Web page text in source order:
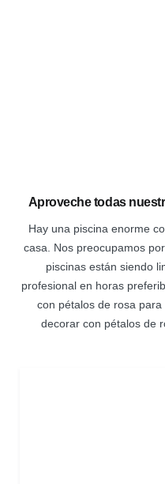
Aproveche todas
Hay una piscina enorme
casa. Nos preocupamos
piscinas están siendo
profesional en horas
con pétalos de rosa
decorar con pétalos de